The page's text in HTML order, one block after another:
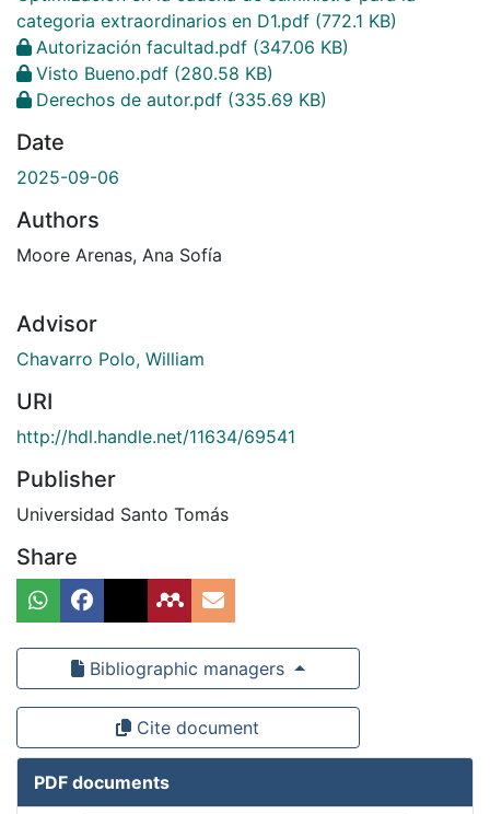
categoria extraordinarios en D1.pdf (772.1 KB)
Autorización facultad.pdf (347.06 KB)
Visto Bueno.pdf (280.58 KB)
Derechos de autor.pdf (335.69 KB)
Date
2025-09-06
Authors
Moore Arenas, Ana Sofía
Advisor
Chavarro Polo, William
URI
http://hdl.handle.net/11634/69541
Publisher
Universidad Santo Tomás
Share
Bibliographic managers
Cite document
PDF documents